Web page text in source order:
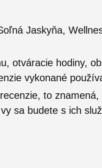
Jaskyňa,
otváracie hodiny,
vykonané
to
sa budete s ich